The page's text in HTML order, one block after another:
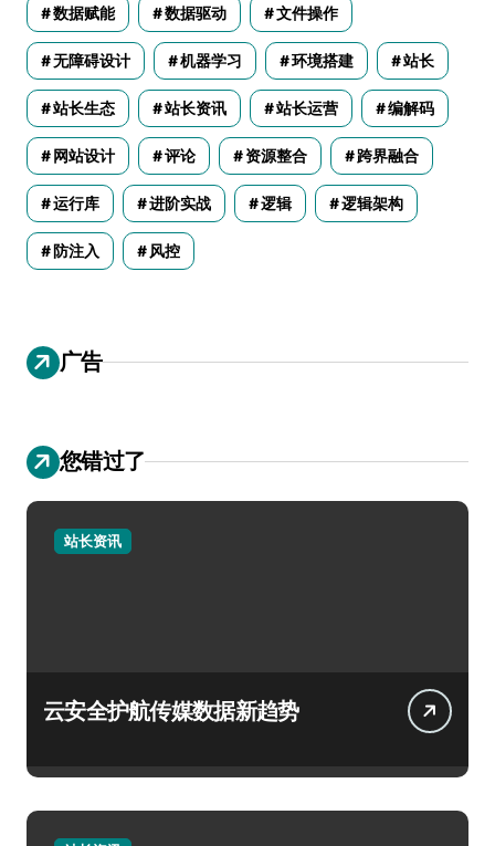
数据赋能 数据驱动 文件操作
无障碍设计 机器学习 环境搭建 站长
站长生态 站长资讯 站长运营 编解码
网站设计 评论 资源整合 跨界融合
运行库 进阶实战 逻辑 逻辑架构
防注入 风控
广告
您错过了
站长资讯
云安全护航传媒数据新趋势